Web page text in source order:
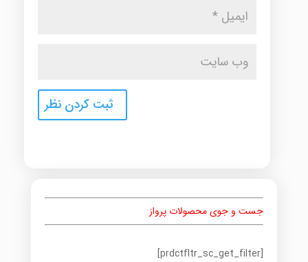
جست و جوی محصولات پرواز
[prdctfltr_sc_get_filter]